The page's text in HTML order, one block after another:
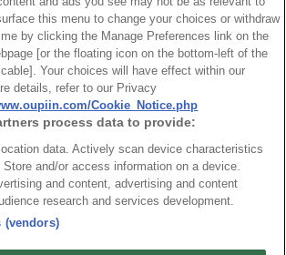
公司
德區和成路20號
3655156
3687300
this menu to change your choices or withdraw
by clicking the Manage Preferences link on the
[or the floating icon on the bottom-left of the
Your choices will have effect within our
details, refer to our Privacy
Cookie_Notice.php
process data to provide:
data. Actively scan device characteristics
and/or access information on a device.
and content, advertising and content
research and services development.
(vendors)